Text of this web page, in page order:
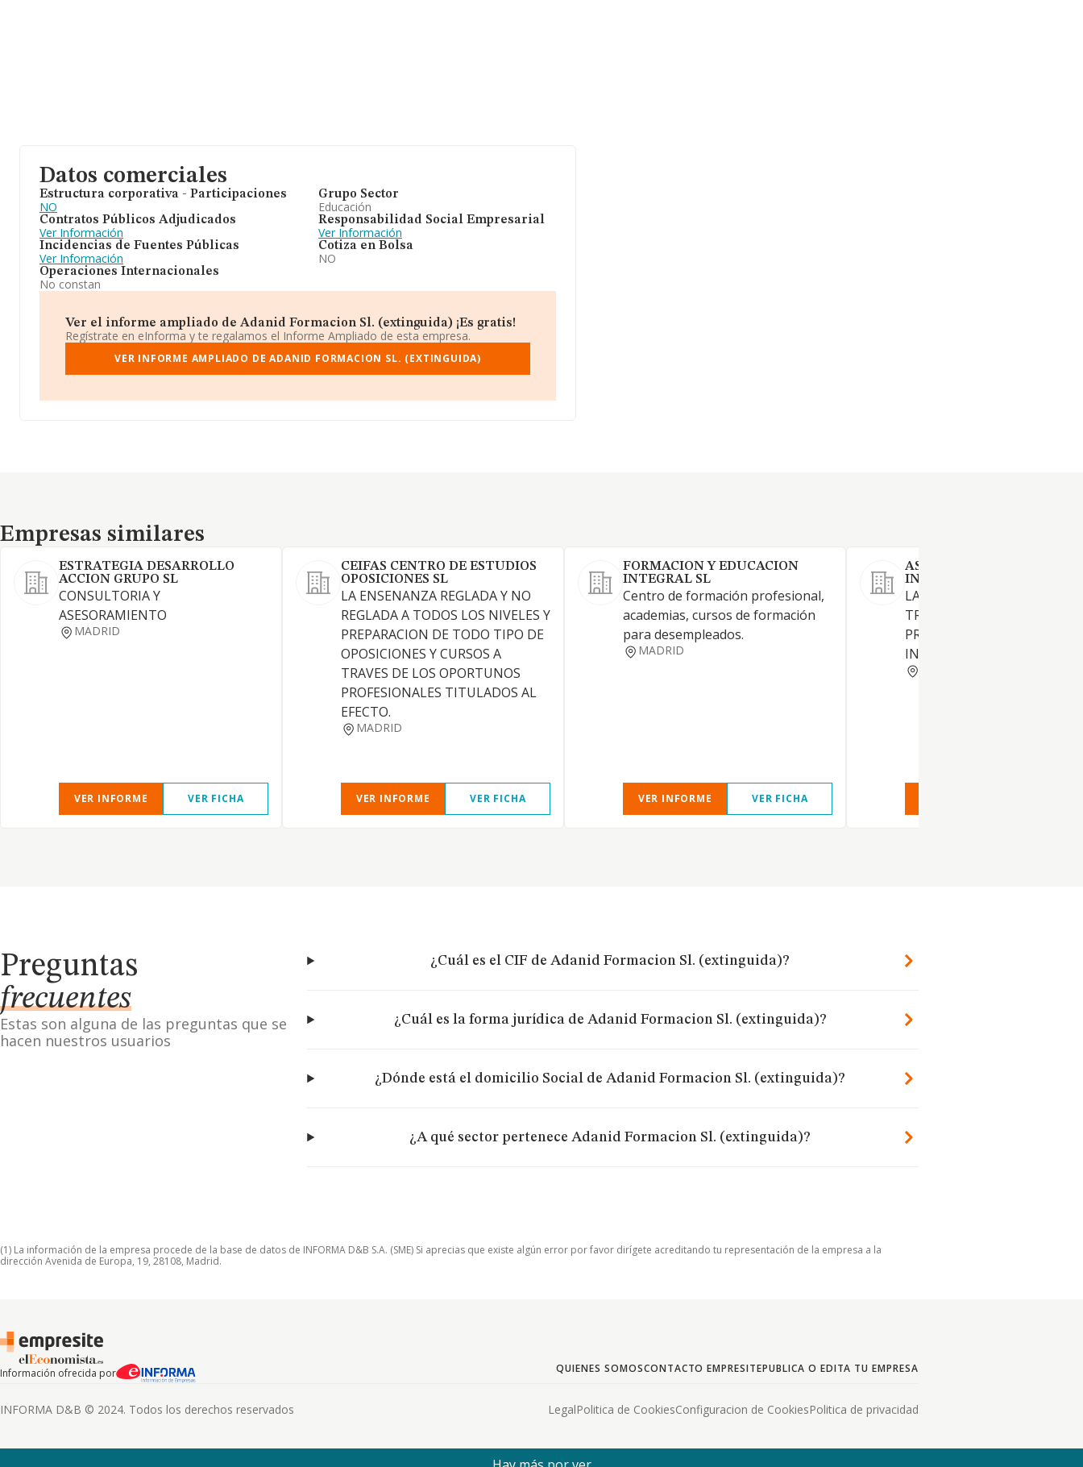
Datos comerciales
Estructura corporativa - Participaciones
NO
Contratos Públicos Adjudicados
Ver Información
Incidencias de Fuentes Públicas
Ver Información
Operaciones Internacionales
No constan
Grupo Sector
Educación
Responsabilidad Social Empresarial
Ver Información
Cotiza en Bolsa
NO
Ver el informe ampliado de Adanid Formacion Sl. (extinguida) ¡Es gratis!
Regístrate en eInforma y te regalamos el Informe Ampliado de esta empresa.
VER INFORME AMPLIADO DE ADANID FORMACION SL. (EXTINGUIDA)
Empresas similares
Empresas similares
ESTRATEGIA DESARROLLO
ACCION GRUPO SL
CONSULTORIA Y
ASESORAMIENTO
MADRID
VER INFORME VER FICHA
CEIFAS CENTRO DE ESTUDIOS
OPOSICIONES SL
LA ENSENANZA REGLADA Y NO
REGLADA A TODOS LOS NIVELES Y
PREPARACION DE TODO TIPO DE
OPOSICIONES Y CURSOS A
TRAVES DE LOS OPORTUNOS
PROFESIONALES TITULADOS AL
EFECTO.
MADRID
VER INFORME VER FICHA
FORMACION Y EDUCACION
INTEGRAL SL
Centro de formación profesional,
academias, cursos de formación
para desempleados.
MADRID
VER INFORME VER FICHA
ASESORAMIENTO
INTEGRAL SL
LA REALIZACION DE
TRADUCCIONES DE
PRESTACION DE SERVICIOS
INTERPRETES
Preguntas
frecuentes
Estas son alguna de las preguntas que se
hacen nuestros usuarios
¿Cuál es el CIF de Adanid Formacion Sl. (extinguida)?
¿Cuál es la forma jurídica de Adanid Formacion Sl. (extinguida)?
¿Dónde está el domicilio Social de Adanid Formacion Sl. (extinguida)?
¿A qué sector pertenece Adanid Formacion Sl. (extinguida)?
(1) La información de la empresa procede de la base de datos de INFORMA D&B S.A. (SME) Si aprecias que existe algún error por favor dirígete acreditando tu representación de la empresa a la
dirección Avenida de Europa, 19, 28108, Madrid.
Información ofrecida por QUIENES SOMOSCONTACTO EMPRESITEPUBLICA O EDITA TU EMPRESA
INFORMA D&B © 2024. Todos los derechos reservados LegalPolitica de CookiesConfiguracion de CookiesPolitica de privacidad